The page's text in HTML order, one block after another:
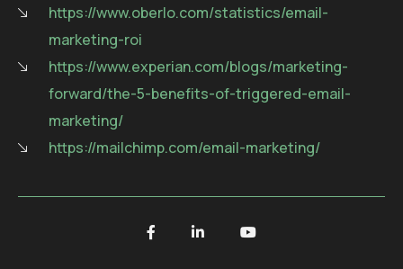
https://www.oberlo.com/statistics/email-
marketing-roi
https://www.experian.com/blogs/marketing-
forward/the-5-benefits-of-triggered-email-
marketing/
https://mailchimp.com/email-marketing/